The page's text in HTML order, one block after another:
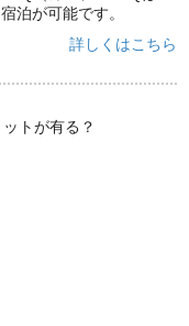
泊が可能です。
詳しくはこちら